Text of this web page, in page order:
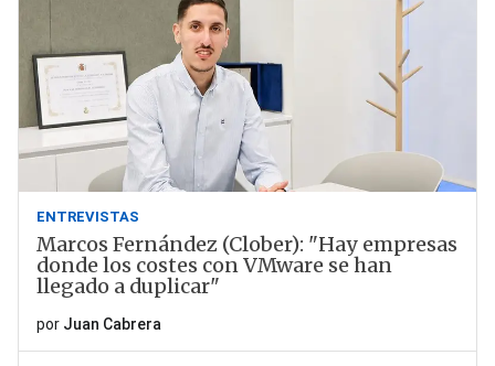
ENTREVISTAS
Marcos Fernández (Clober): "Hay empresas
donde los costes con VMware se han
llegado a duplicar"
por Juan Cabrera